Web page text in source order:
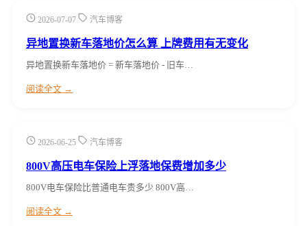
2026-07-07 汽车博客
异地置换新车落地价怎么算 上牌费用有无变化
异地置换新车落地价 = 新车落地价 - 旧车…
阅读全文 →
2026-06-25 汽车博客
800V高压电车保险上浮落地保费增加多少
800V电车保险比普通电车贵多少 800V高…
阅读全文 →